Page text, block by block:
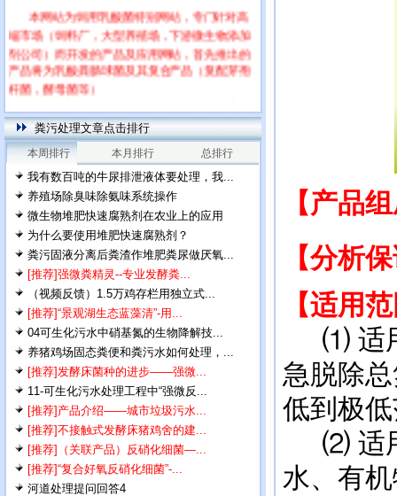
本网站为饲用乳酸菌特别网站，专门针对高
端市场（饲料厂，大型养殖场，下游微生物添加
剂公司）而开发的产品及应用网站，首先推出的
产品将为乳酸粪肠球菌及其复合产品（复配芽孢
杆菌，酵母菌等）
每篇文章下面的网友评论只显示5条，要想看
全部评论，请点击网友评论框右上角的“更多”
粪污处理文章点击排行
本周排行 本月排行 总排行
我有数百吨的牛尿排泄液体要处理，我...
养殖场除臭味除氨味系统操作
微生物堆肥快速腐熟剂在农业上的应用
为什么要使用堆肥快速腐熟剂？
粪污固液分离后粪渣作堆肥粪尿做厌氧...
[推荐]强微粪精灵--专业发酵粪...
（视频反馈）1.5万鸡存栏用独立式...
[推荐]“景观湖生态蓝藻清”-用...
04可生化污水中硝基氮的生物降解技...
养猪鸡场固态粪便和粪污水如何处理，...
[推荐]发酵床菌种的进步——强微...
11-可生化污水处理工程中“强微反...
[推荐]产品介绍——城市垃圾污水...
[推荐]不接触式发酵床猪鸡舍的建...
[推荐]（关联产品）反硝化细菌—...
[推荐]“复合好氧反硝化细菌”-...
河道处理提问回答4
【产品
【分析
【适用
⑴ 适用
急脱除
低到极
⑵ 适用
水、有